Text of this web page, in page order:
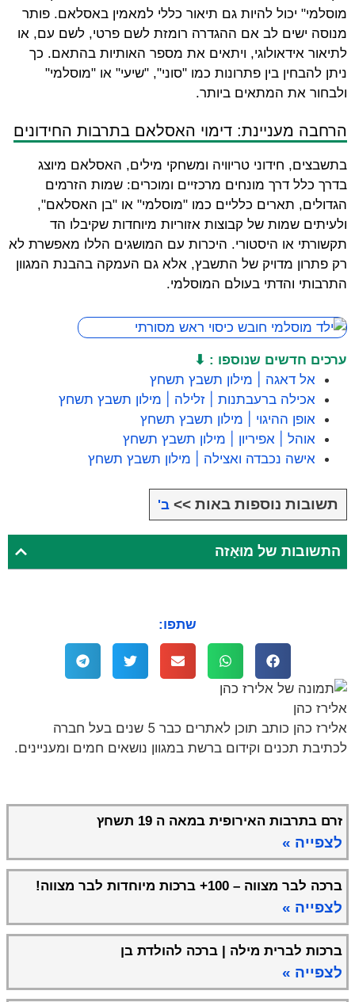
מוסלמי" יכול להיות גם תיאור כללי למאמין באסלאם. פותר
מנוסה ישים לב אם ההגדרה רומזת לשם פרטי, לשם עם, או
לתיאור אידאולוגי, ויתאים את מספר האותיות בהתאם. כך
ניתן להבחין בין פתרונות כמו "סוני", "שיעי" או "מוסלמי"
ולבחור את המתאים ביותר.
הרחבה מעניינת: דימוי האסלאם בתרבות החידונים
בתשבצים, חידוני טריוויה ומשחקי מילים, האסלאם מיוצג
בדרך כלל דרך מונחים מרכזיים ומוכרים: שמות הזרמים
הגדולים, תארים כלליים כמו "מוסלמי" או "בן האסלאם",
ולעיתים שמות של קבוצות אזוריות מיוחדות שקיבלו הד
תקשורתי או היסטורי. היכרות עם המושגים הללו מאפשרת לא
רק פתרון מדויק של התשבץ, אלא גם העמקה בהבנת המגוון
התרבותי והדתי בעולם המוסלמי.
ערכים חדשים שנוספו : ⬇
אל דאגה | מילון תשבץ תשחץ
אכילה ברעבתנות | זלילה | מילון תשבץ תשחץ
אופן ההיגוי | מילון תשבץ תשחץ
אוהל | אפיריון | מילון תשבץ תשחץ
אישה נכבדה ואצילה | מילון תשבץ תשחץ
תשובות נוספות באות >> ב'
התשובות של מוּאָזה
שתפו:
אלירז כהן
אלירז כהן כותב תוכן לאתרים כבר 5 שנים בעל חברה
לכתיבת תכנים וקידום ברשת במגוון נושאים חמים ומעניינים.
זרם בתרבות האירופית במאה ה 19 תשחץ
לצפייה »
ברכה לבר מצווה – 100+ ברכות מיוחדות לבר מצווה!
לצפייה »
ברכות לברית מילה | ברכה להולדת בן
לצפייה »